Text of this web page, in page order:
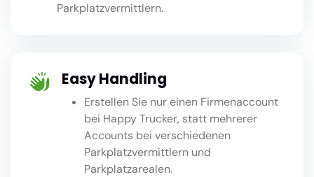
Parkplatzvermittlern.
Easy Handling
Erstellen Sie nur einen Firmenaccount
bei Happy Trucker, statt mehrerer
Accounts bei verschiedenen
Parkplatzvermittlern und
Parkplatzarealen.